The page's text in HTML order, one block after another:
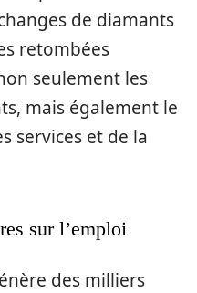
de diamants
retombées
seulement les
mais également le
services et de la
sur l’emploi
des milliers